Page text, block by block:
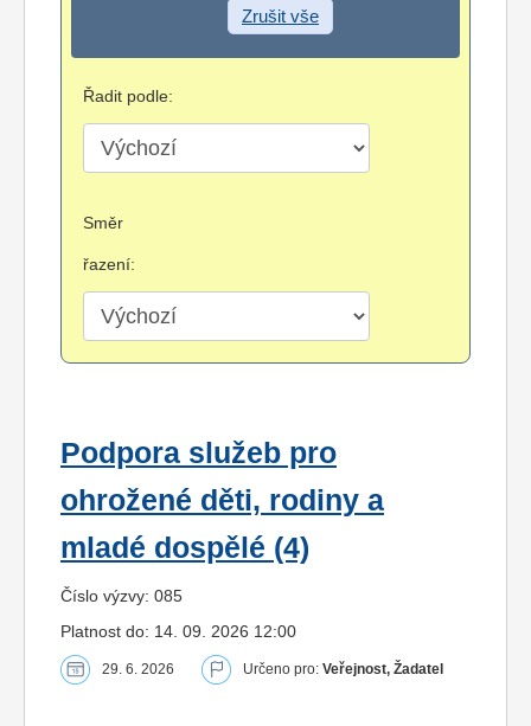
Zrušit vše
Řadit podle:
Směr
řazení:
Podpora služeb pro
ohrožené děti, rodiny a
mladé dospělé (4)
Číslo výzvy: 085
Platnost do: 14. 09. 2026 12:00
29. 6. 2026 Určeno pro: Veřejnost, Žadatel